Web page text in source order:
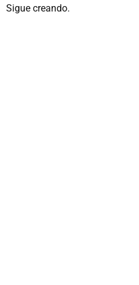
Sigue creando.